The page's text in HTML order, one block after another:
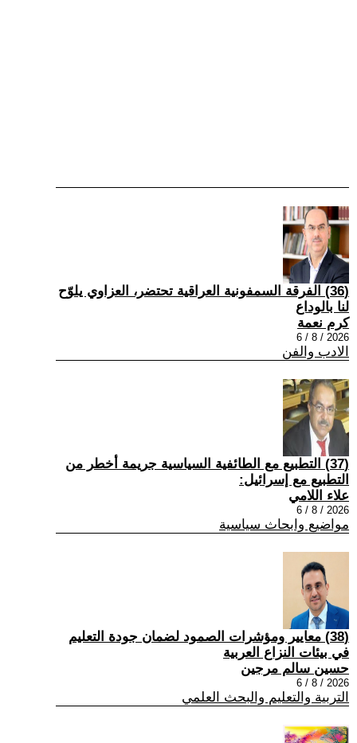
(36) الفرقة السمفونية العراقية تحتضر، العزاوي يلوّح
لنا بالوداع
كرم نعمة
2026 / 8 / 6
الادب والفن
(37) التطبيع مع الطائفية السياسية جريمة أخطر من
التطبيع مع إسرائيل:
علاء اللامي
2026 / 8 / 6
مواضيع وابحاث سياسية
(38) معايير ومؤشرات الصمود لضمان جودة التعليم
في بيئات النزاع العربية
حسين سالم مرجين
2026 / 8 / 6
التربية والتعليم والبحث العلمي